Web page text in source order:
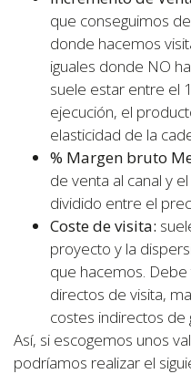
que conseguimos
donde hacemos
iguales donde NO
suele estar entre el
ejecución, el
elasticidad de la
% Margen bruto
de venta al canal y
dividido entre el
Coste de visita:
proyecto y la
que hacemos.
directos de visita,
costes indirectos de
Así, si escogemos unos
podríamos realizar el